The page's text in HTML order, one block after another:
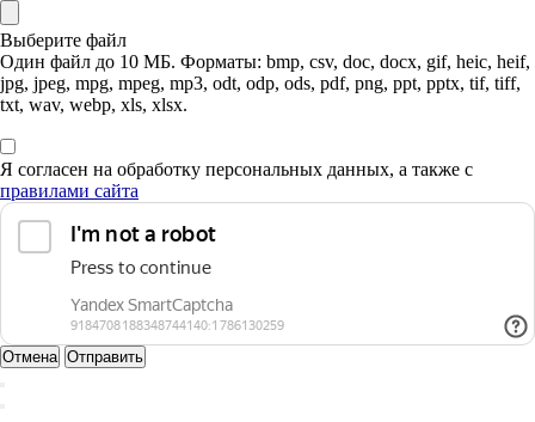
Выберите файл
Один файл до 10 МБ. Форматы: bmp, csv, doc, docx, gif, heic, heif,
jpg, jpeg, mpg, mpeg, mp3, odt, odp, ods, pdf, png, ppt, pptx, tif, tiff,
txt, wav, webp, xls, xlsx.
Я согласен на обработку персональных данных, а также с
правилами сайта
Отмена Отправить